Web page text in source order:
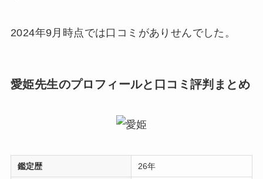
2024年9月時点では口コミがありせんでした。
愛姫先生のプロフィールと口コミ評判まとめ
鑑定歴 26年